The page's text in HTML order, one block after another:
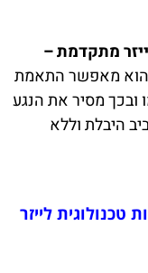
מתקדמת –
והוא מאפשר התאמת
ובכך מסיר את הנגע
היבלת וללא
טכנולוגית לייזר